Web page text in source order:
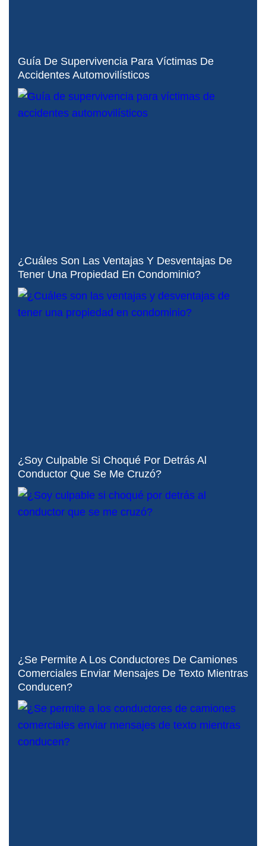
Guía De Supervivencia Para Víctimas De
Accidentes Automovilísticos
¿Cuáles Son Las Ventajas Y Desventajas De
Tener Una Propiedad En Condominio?
¿Soy Culpable Si Choqué Por Detrás Al
Conductor Que Se Me Cruzó?
¿Se Permite A Los Conductores De Camiones
Comerciales Enviar Mensajes De Texto Mientras
Conducen?